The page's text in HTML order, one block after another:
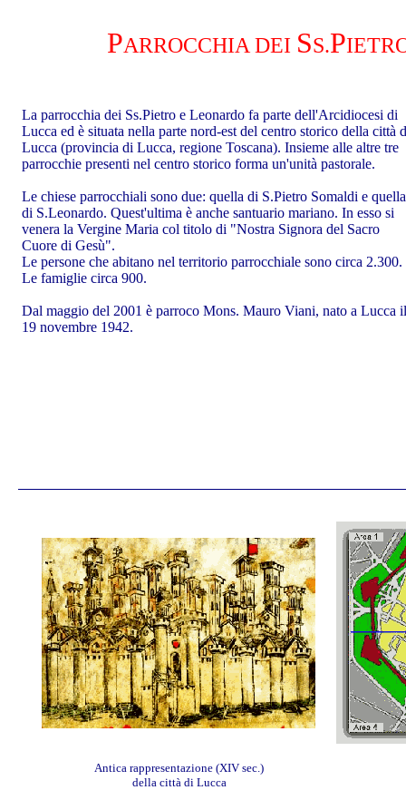
PARROCCHIA DEI SS.P
La parrocchia dei Ss.Pietro e Leonardo fa parte dell'Arcidiocesi di
Lucca ed è situata nella parte nord-est del centro storico della città
Lucca (provincia di Lucca, regione Toscana). Insieme alle altre tre
parrocchie presenti nel centro storico forma un'unità pastorale.
Le chiese parrocchiali sono due: quella di S.Pietro Somaldi e quella
di S.Leonardo. Quest'ultima è anche santuario mariano. In esso si
venera la Vergine Maria col titolo di "Nostra Signora del Sacro
Cuore di Gesù".
Le persone che abitano nel territorio parrocchiale sono circa 2.300.
Le famiglie circa 900.
Dal maggio del 2001 è parroco Mons. Mauro Viani, nato a Lucca il
19 novembre 1942.
Antica rappresentazione (XIV sec.)
della città di Lucca